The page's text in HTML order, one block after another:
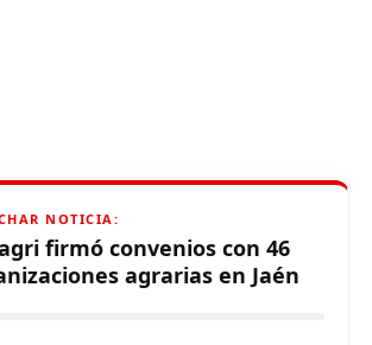
NOTICIA:
firmó convenios con 46
agrarias en Jaén